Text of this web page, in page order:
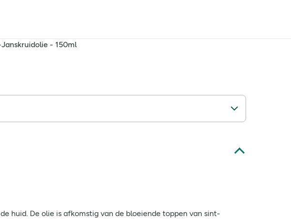
- 150ml
huid. De olie is afkomstig van de bloeiende toppen van sint-